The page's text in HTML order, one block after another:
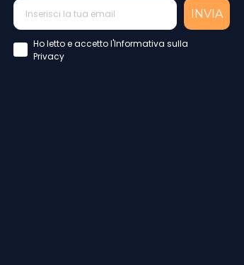
INVIA
Accettazione Privacy Policy
Ho letto e accetto l'Informativa sulla
Privacy